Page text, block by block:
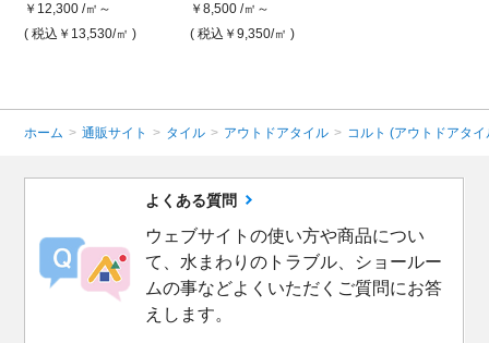
￥12,300 /㎡～
( 税込￥13,530/㎡ )
￥8,500 /㎡～
( 税込￥9,350/㎡ )
ホーム > 通販サイト > タイル > アウトドアタイル > コルト (アウトドアタイ
よくある質問
ウェブサイトの使い方や商品につい
て、水まわりのトラブル、ショールー
ムの事などよくいただくご質問にお答
えします。